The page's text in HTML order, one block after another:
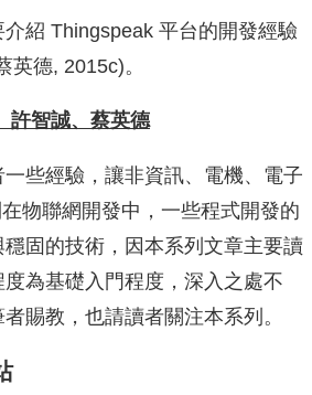
紹 Thingspeak 平台的開發經驗
英德, 2015c)。
許智誠、蔡英德
些經驗，讓非資訊、電機、電子
物聯網開發中，一些程式開發的
固的技術，因本系列文章主要讀
為基礎入門程度，深入之處不
賜教，也請讀者關注本系列。